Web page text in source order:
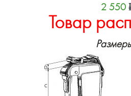
2 550
Товар